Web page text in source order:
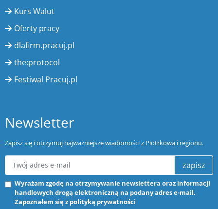
Kurs Walut
Oferty pracy
dlafirm.pracuj.pl
the:protocol
Festiwal Pracuj.pl
Newsletter
Zapisz się i otrzymuj najważniejsze wiadomości z Piotrkowa i regionu.
zapisz
Wyrażam zgodę na otrzymywanie newslettera oraz informacji
handlowych drogą elektroniczną na podany adres e-mail.
Zapoznałem się z polityką prywatności